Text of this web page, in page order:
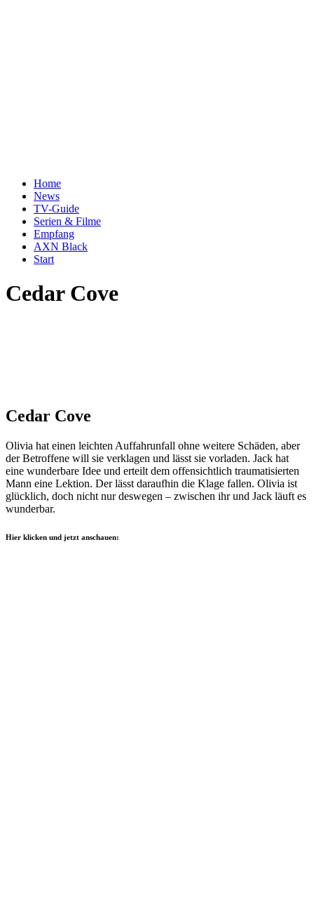
Home
News
TV-Guide
Serien & Filme
Empfang
AXN Black
Start
Cedar Cove
Cedar Cove
Olivia hat einen leichten Auffahrunfall ohne weitere Schäden, aber
der Betroffene will sie verklagen und lässt sie vorladen. Jack hat
eine wunderbare Idee und erteilt dem offensichtlich traumatisierten
Mann eine Lektion. Der lässt daraufhin die Klage fallen. Olivia ist
glücklich, doch nicht nur deswegen – zwischen ihr und Jack läuft es
wunderbar.
Hier klicken und jetzt anschauen: